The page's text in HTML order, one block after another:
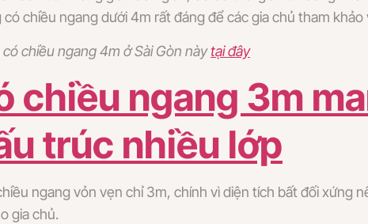
chiều ngang dưới 4m rất đáng để các gia chủ tham khảo
chiều ngang 4m ở Sài Gòn nàytại đây
chiều ngang 3m
trúc nhiều lớp
ngang vỏn vẹn chỉ 3m, chính vì diện tích bất đối xứng
gia chủ.